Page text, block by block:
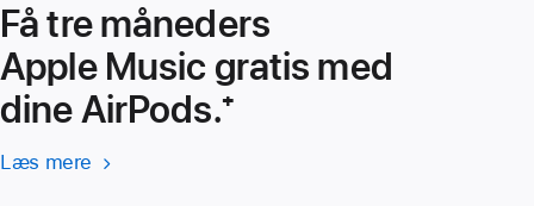
Få tre måneders
Apple Music gratis med
dine AirPods.Fodnote
⁺
Læs mere Læs
(Åbner